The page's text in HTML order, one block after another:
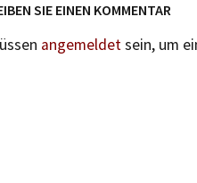
SIE EINEN KOMMENTAR
angemeldetsein, um